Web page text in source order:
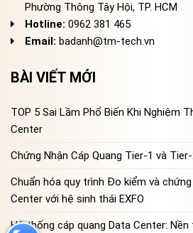
Phường Thông Tây Hội, TP. HCM
Hotline: 0962 381 465
Email: badanh@tm-tech.vn
BÀI VIẾT MỚI
TOP 5 Sai Lầm Phổ Biến Khi Nghiệm
Center
Chứng Nhận Cáp Quang Tier-1 và
Chuẩn hóa quy trình Đo kiểm và
Center với hệ sinh thái EXFO
Hệ thống cáp quang Data Center: